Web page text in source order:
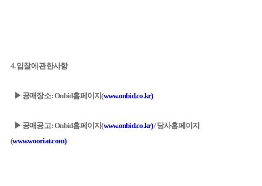
4. 입찰에 관한사항
▶ 공매장소 : Onbid홈페이지(www.onbid.co.kr)
▶ 공매공고 : Onbid홈페이지(www.onbid.co.kr)/ 당사홈페이지
(www.wooriat.com)